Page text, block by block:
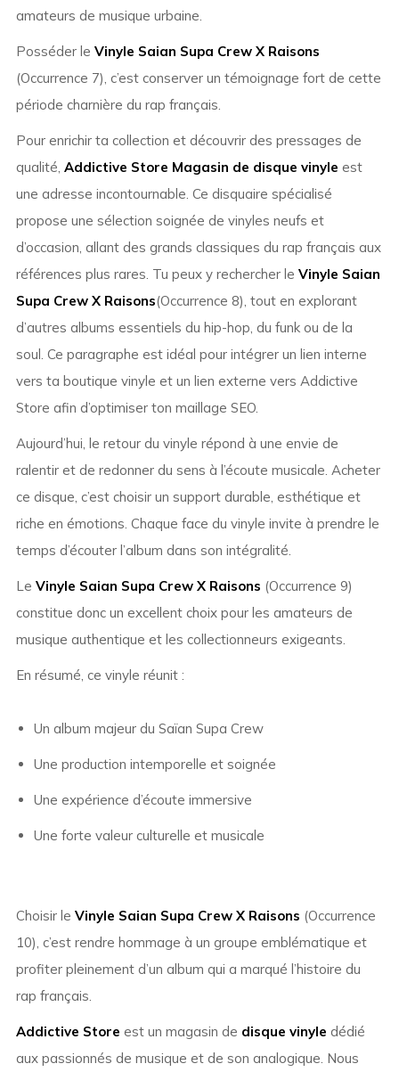
amateurs de musique urbaine.
Posséder le Vinyle Saian Supa Crew X Raisons
(Occurrence 7), c’est conserver un témoignage fort de cette
période charnière du rap français.
Pour enrichir ta collection et découvrir des pressages de
qualité, Addictive Store Magasin de disque vinyle est
une adresse incontournable. Ce disquaire spécialisé
propose une sélection soignée de vinyles neufs et
d’occasion, allant des grands classiques du rap français aux
références plus rares. Tu peux y rechercher le Vinyle Saian
Supa Crew X Raisons(Occurrence 8), tout en explorant
d’autres albums essentiels du hip-hop, du funk ou de la
soul. Ce paragraphe est idéal pour intégrer un lien interne
vers ta boutique vinyle et un lien externe vers Addictive
Store afin d’optimiser ton maillage SEO.
Aujourd’hui, le retour du vinyle répond à une envie de
ralentir et de redonner du sens à l’écoute musicale. Acheter
ce disque, c’est choisir un support durable, esthétique et
riche en émotions. Chaque face du vinyle invite à prendre le
temps d’écouter l’album dans son intégralité.
Le Vinyle Saian Supa Crew X Raisons (Occurrence 9)
constitue donc un excellent choix pour les amateurs de
musique authentique et les collectionneurs exigeants.
En résumé, ce vinyle réunit :
Un album majeur du Saïan Supa Crew
Une production intemporelle et soignée
Une expérience d’écoute immersive
Une forte valeur culturelle et musicale
Choisir le Vinyle Saian Supa Crew X Raisons (Occurrence
10), c’est rendre hommage à un groupe emblématique et
profiter pleinement d’un album qui a marqué l’histoire du
rap français.
Addictive Store est un magasin de disque vinyle dédié
aux passionnés de musique et de son analogique. Nous